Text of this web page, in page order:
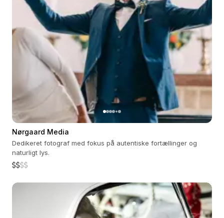
Nørgaard Media
Dedikeret fotograf med fokus på autentiske fortællinger og
naturligt lys.